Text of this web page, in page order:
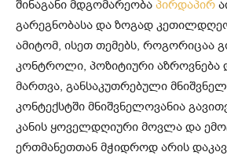
შინაგანი მდგომარეობა პირდაპირ
გარეგნობასა და ზოგად
ამიტომ, ისეთ თემებს, როგორიცაა
კონტროლი, პოზიტიური აზროვნება
მართვა, განსაკუთრებული
კონტექსტში მნიშვნელოვანია
კანის ყოველდღიური მოვლა და
ერთმანეთთან მჭიდროდ არის